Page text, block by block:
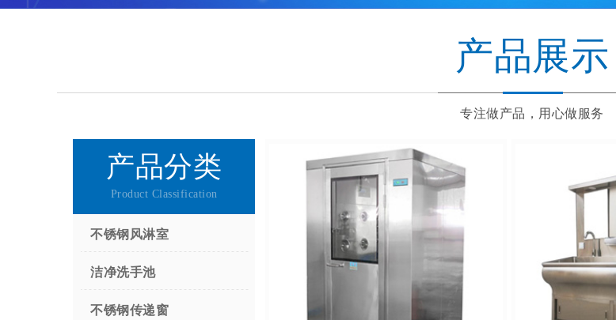
产品展示
专注做产品，用心做服务
产品分类
Product Classification
不锈钢风淋室
洁净洗手池
不锈钢传递窗